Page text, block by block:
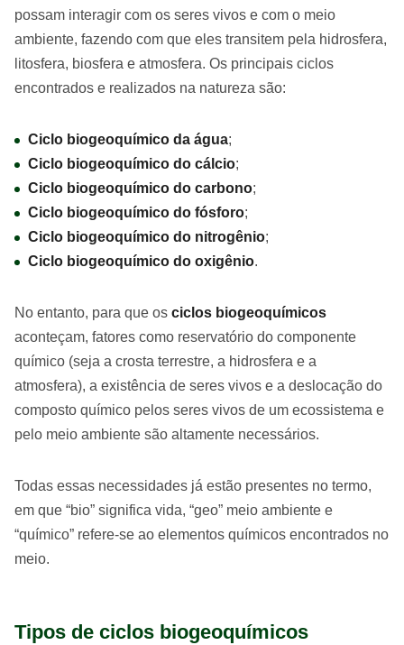
possam interagir com os seres vivos e com o meio
ambiente, fazendo com que eles transitem pela hidrosfera,
litosfera, biosfera e atmosfera. Os principais ciclos
encontrados e realizados na natureza são:
Ciclo biogeoquímico da água;
Ciclo biogeoquímico do cálcio;
Ciclo biogeoquímico do carbono;
Ciclo biogeoquímico do fósforo;
Ciclo biogeoquímico do nitrogênio;
Ciclo biogeoquímico do oxigênio.
No entanto, para que os ciclos biogeoquímicos
aconteçam, fatores como reservatório do componente
químico (seja a crosta terrestre, a hidrosfera e a
atmosfera), a existência de seres vivos e a deslocação do
composto químico pelos seres vivos de um ecossistema e
pelo meio ambiente são altamente necessários.
Todas essas necessidades já estão presentes no termo,
em que “bio” significa vida, “geo” meio ambiente e
“químico” refere-se ao elementos químicos encontrados no
meio.
Tipos de ciclos biogeoquímicos